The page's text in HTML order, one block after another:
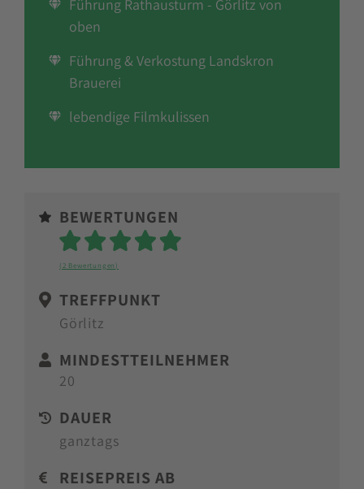
Führung Rathausturm - Görlitz von
oben
Führung & Verkostung Landskron
Brauerei
lebendige Filmkulissen
BEWERTUNGEN
Sterne
(2 Bewertungen)
TREFFPUNKT
Görlitz
MINDESTTEILNEHMER
20
DAUER
ganztags
REISEPREIS AB